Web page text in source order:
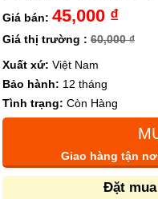
Giá bán: 45,000 ₫
Giá thị trường : 60,000 ₫
Xuất xứ: Việt Nam
Bảo hành: 12 tháng
Tình trạng: Còn Hàng
Giao hàng tận
Đặt